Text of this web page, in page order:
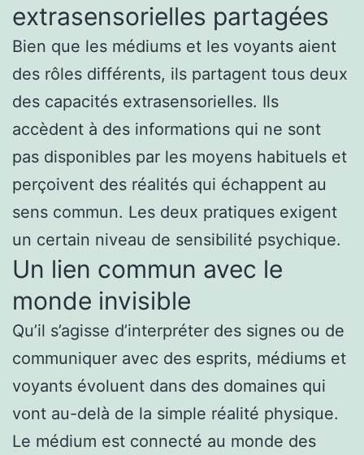
extrasensorielles partagées
Bien que les médiums et les voyants aient
des rôles différents, ils partagent tous deux
des capacités extrasensorielles. Ils
accèdent à des informations qui ne sont
pas disponibles par les moyens habituels et
perçoivent des réalités qui échappent au
sens commun. Les deux pratiques exigent
un certain niveau de sensibilité psychique.
Un lien commun avec le
monde invisible
Qu’il s’agisse d’interpréter des signes ou de
communiquer avec des esprits, médiums et
voyants évoluent dans des domaines qui
vont au-delà de la simple réalité physique.
Le médium est connecté au monde des